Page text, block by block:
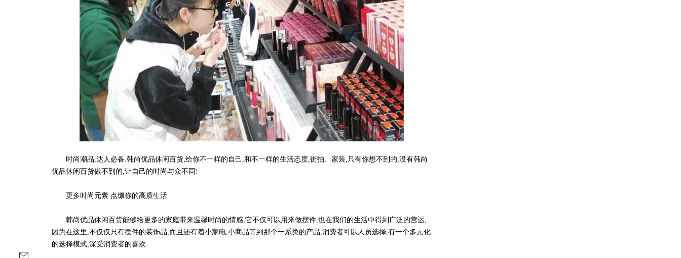
时尚潮品,达人必备.韩尚优品休闲百货,给你不一样的自己,和不一样的生活态度,街拍、家装,只有你想不到的,没有韩尚
优品休闲百货做不到的,让自己的时尚与众不同!
更多时尚元素 点缀你的高质生活
韩尚优品休闲百货能够给更多的家庭带来温馨时尚的情感,它不仅可以用来做摆件,也在我们的生活中得到广泛的营运,
因为在这里,不仅仅只有摆件的装饰品,而且还有着小家电,小商品等到那个一系类的产品,消费者可以人员选择,有一个多元化
的选择模式,深受消费者的喜欢.